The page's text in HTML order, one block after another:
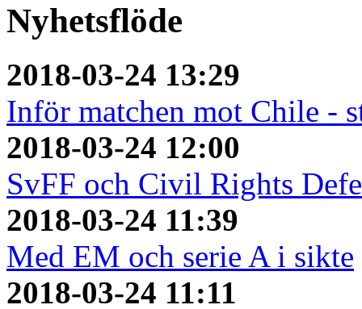
Nyhetsflöde
2018-03-24 13:29
Inför matchen mot Chile -
2018-03-24 12:00
SvFF och Civil Rights
2018-03-24 11:39
Med EM och serie A i sikte
2018-03-24 11:11